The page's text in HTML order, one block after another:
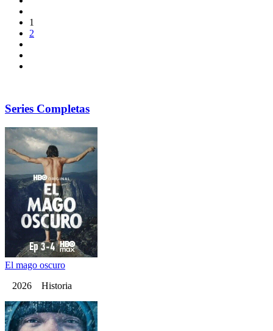
1
2
Series Completas
El mago oscuro
2026 Historia